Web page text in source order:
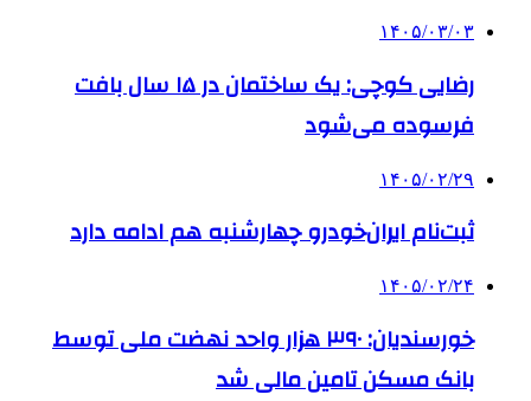
۱۴۰۵/۰۳/۰۳
رضایی کوچی: یک ساختمان در ۱۵ سال بافت
فرسوده می‌شود
۱۴۰۵/۰۲/۲۹
ثبت‌نام ایران‌خودرو چهارشنبه هم ادامه دارد
۱۴۰۵/۰۲/۲۴
خورسندیان: ۳۹۰ هزار واحد نهضت ملی توسط
بانک مسکن تامین مالی شد